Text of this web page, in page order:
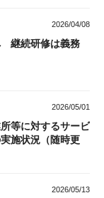
2026/04/08
継続研修は義務
2026/05/01
等に対するサービ
施状況（随時更
2026/05/13